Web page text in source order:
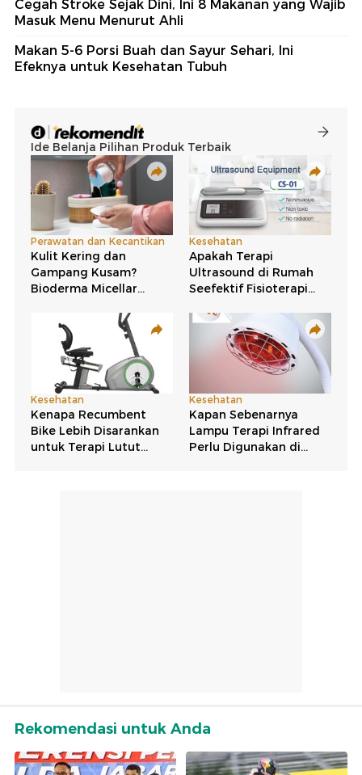
Cegah Stroke Sejak Dini, Ini 8 Makanan yang Wajib
Masuk Menu Menurut Ahli
Makan 5-6 Porsi Buah dan Sayur Sehari, Ini
Efeknya untuk Kesehatan Tubuh
Rekomendasi untuk Anda